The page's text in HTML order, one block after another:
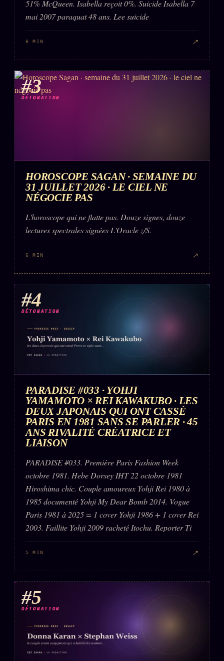
51% McQueen. Isabella reçoit 0%. Suicide Isabella 7
mai 2007 paraquat 48 ans. Lee suicide
6 MIN ↗
#3
DÉTONATION
HOROSCOPE SAGAN · SEMAINE DU
31 JUILLET 2026 · LE CIEL NE
NÉGOCIE PAS
L'horoscope qui ne flatte pas. Douze signes, douze
lectures spectrales signées L'Oracle z/S.
6 MIN ↗
#4
DÉTONATION
PARADISE #033 · YOHJI
YAMAMOTO × REI KAWAKUBO · LES
DEUX JAPONAIS QUI ONT CASSÉ
PARIS EN 1981 SANS SE PARLER · 45
ANS RIVALITÉ CRÉATRICE ET
LIAISON
PARADISE #033. Première Paris Fashion Week
octobre 1981. Hebe Dorsey IHT 22 octobre 1981
Hiroshima chic. Couple amoureux Yohji Rei 1980 à
1985 documenté Yohji My Dear Bomb 2014. Vogue
Paris 1981 à 2025 = 1 cover Yohji 1986 + 1 cover Rei
2003. Faillite Yohji 2009 racheté Itochu. Reporter Ti
5 MIN ↗
#5
DÉTONATION